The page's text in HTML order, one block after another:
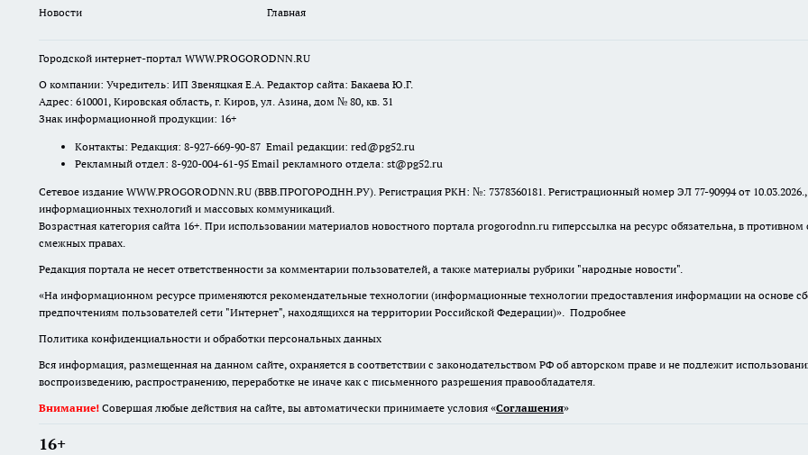
Новости
Главная
Городской интернет-портал WWW.PROGORODNN.RU
О компании: Учредитель: ИП Звеняцкая Е.А. Редактор сайта: Бакаева Ю.Г.
Адрес: 610001, Кировская область, г. Киров, ул. Азина, дом № 80, кв. 31
Знак информационной продукции: 16+
Контакты: Редакция: 8-927-669-90-87 Email редакции: red@pg52.ru
Рекламный отдел: 8-920-004-61-95 Email рекламного отдела: st@pg52.ru
Сетевое издание WWW.PROGORODNN.RU (ВВВ.ПРОГОРОДНН.РУ). Регистрация РКН: №: 7378360181. Регистрационный номер ЭЛ 77-90994 от
информационных технологий и массовых коммуникаций.
Возрастная категория сайта 16+. При использовании материалов новостного портала progorodnn.ru гиперссылка на ресурс обязательна, в противном
смежных правах.
Редакция портала не несет ответственности за комментарии пользователей, а также материалы рубрики "народные новости".
«На информационном ресурсе применяются рекомендательные технологии (информационные технологии предоставления информации на основе
предпочтениям пользователей сети "Интернет", находящихся на территории Российской Федерации)». Подробнее
Политика конфиденциальности и обработки персональных данных
Вся информация, размещенная на данном сайте, охраняется в соответствии с законодательством РФ об авторском праве и не подлежит
воспроизведению, распространению, переработке не иначе как с письменного разрешения правообладателя.
Внимание! Совершая любые действия на сайте, вы автоматически принимаете условия «Cоглашения»
16+